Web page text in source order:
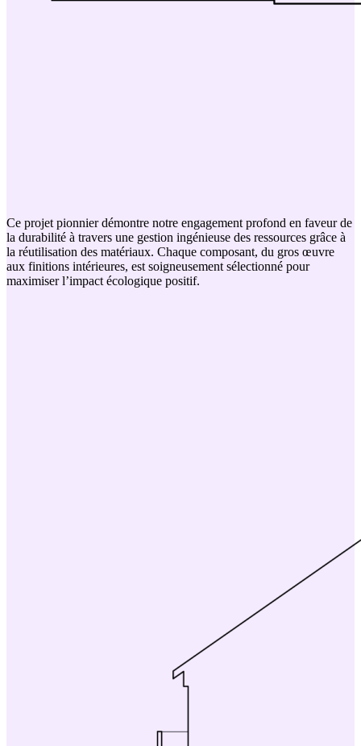
Ce projet pionnier démontre notre engagement profond en faveur de
la durabilité à travers une gestion ingénieuse des ressources grâce à
la réutilisation des matériaux. Chaque composant, du gros œuvre
aux finitions intérieures, est soigneusement sélectionné pour
maximiser l’impact écologique positif.